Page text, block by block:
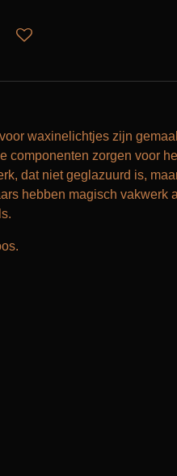
waxinelichtjes zijn
componenten zorgen voor
dat niet geglazuurd is,
hebben magisch vakwerk